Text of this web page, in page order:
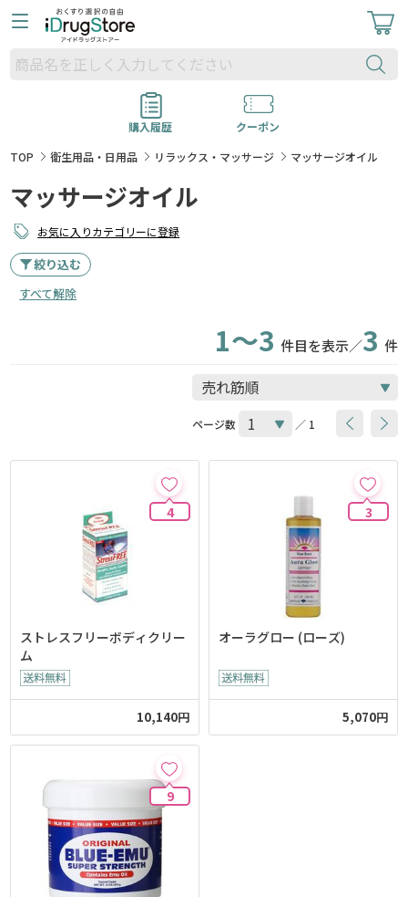
購入履歴
クーポン
TOP
衛生用品・日用品 リラックス・マッサージ マッサージオイル
マッサージオイル
お気に入りカテゴリーに登録
絞り込む
すべて解除
1～3 件目を表示／3 件
ページ数 ／ 1
4
ストレスフリーボディクリー
ム
10,140円
3
オーラグロー (ローズ)
5,070円
9